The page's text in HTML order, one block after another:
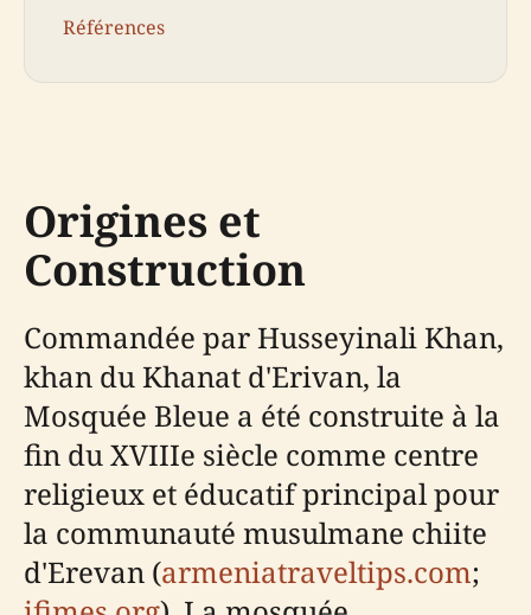
Références
Origines et
Construction
Commandée par Husseyinali Khan,
khan du Khanat d'Erivan, la
Mosquée Bleue a été construite à la
fin du XVIIIe siècle comme centre
religieux et éducatif principal pour
la communauté musulmane chiite
d'Erevan (armeniatraveltips.com;